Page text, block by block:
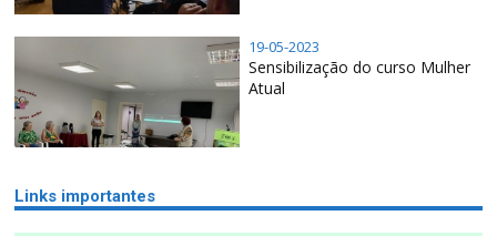
19-05-2023
Sensibilização do curso Mulher
Atual
Links importantes